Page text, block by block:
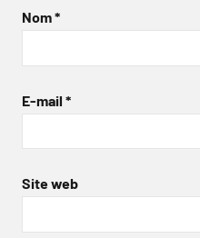
Nom*
E-mail *
Site web